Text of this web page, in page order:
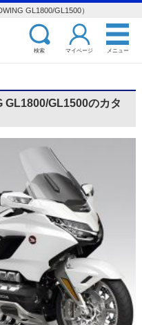
GL1800/GL1500）
検索 マイページ メニュー
GL1800/GL1500のカタ